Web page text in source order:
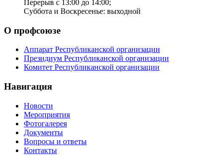
Перерыв с 13:00 до 14:00;
Суббота и Воскресенье: выходной
О профсоюзе
Аппарат Республиканской организации
Президиум Республиканской организации
Комитет Республиканской организации
Навигация
Новости
Мероприятия
Фотогалерея
Документы
Вопросы и ответы
Контакты